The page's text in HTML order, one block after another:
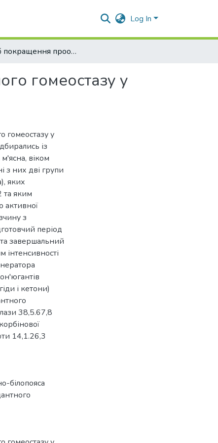
Log In
Спосіб покращення прооксидантно-антиоксидантного гомеостазу у крові кнурів-плідників
гомеостазу у
гомеостазу у
із
віком
з них дві групи
яких
та яким
активної
з
період
завершальний
і кетони)
38,5.67,8
14,1.26,3
білопояса